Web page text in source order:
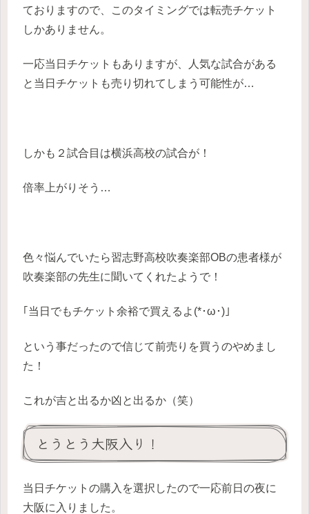
ておりますので、このタイミングでは転売チケット
しかありません。
一応当日チケットもありますが、人気な試合がある
と当日チケットも売り切れてしまう可能性が…
しかも２試合目は横浜高校の試合が！
倍率上がりそう…
色々悩んでいたら習志野高校吹奏楽部OBの患者様が
吹奏楽部の先生に聞いてくれたようで！
｢当日でもチケット余裕で買えるよ(*･ω･)｣
という事だったので信じて前売りを買うのやめまし
た！
これが吉と出るか凶と出るか（笑）
とうとう大阪入り！
当日チケットの購入を選択したので一応前日の夜に
大阪に入りました。